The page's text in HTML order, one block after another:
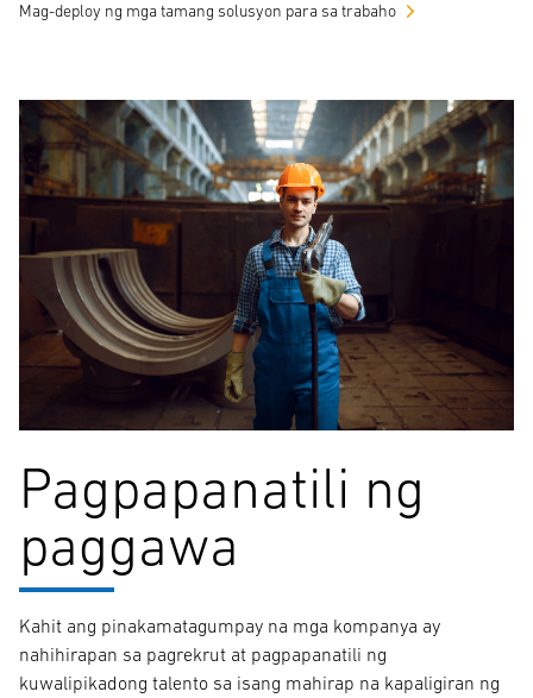
Mag-deploy ng mga tamang solusyon para sa trabaho
Pagpapanatili ng
paggawa
Kahit ang pinakamatagumpay na mga kompanya ay
nahihirapan sa pagrekrut at pagpapanatili ng
kuwalipikadong talento sa isang mahirap na kapaligiran ng